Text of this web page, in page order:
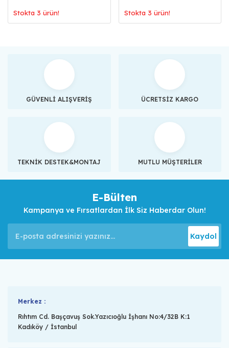
Stokta 3 ürün! Stokta 3 ürün!
GÜVENLİ ALIŞVERİŞ ÜCRETSİZ KARGO
TEKNİK DESTEK&MONTAJ MUTLU MÜŞTERİLER
E-Bülten
Kampanya ve Fırsatlardan İlk Siz Haberdar Olun!
Kaydol
Merkez :
Rıhtım Cd. Başçavuş Sok.Yazıcıoğlu İşhanı No:4/32B K:1
Kadıköy / İstanbul